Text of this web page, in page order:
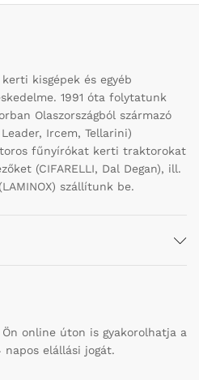
kisgépek és egyéb
1991 óta folytatunk
Olaszországból származó
Ircem, Tellarini)
fűnyírókat kerti traktorokat
(CIFARELLI, Dal Degan), ill.
szállítunk be.
online úton is gyakorolhatja a
napos elállási jogát.